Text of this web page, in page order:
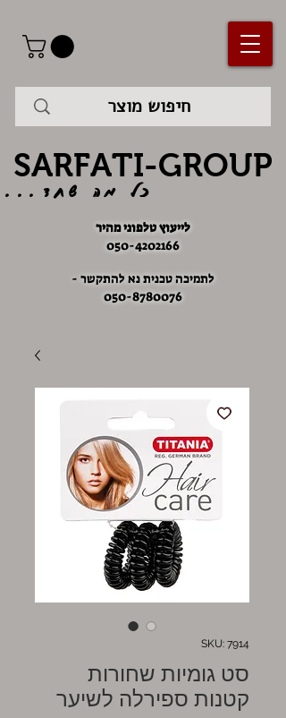
SARFATI-GROUP
לייעוץ טלפוני מהיר
050-4202166
לתמיכה טכנית נא להתקשר -
050-8780076
כל מה שחד...
SKU: 7914
סט גומיות שחורות
קטנות ספירלה לשיער